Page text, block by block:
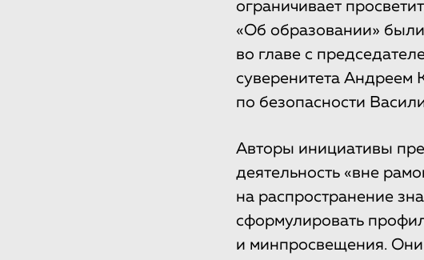
ограничивает
«Об образовании»
во главе с
суверенитета Андреем
по безопасности
Авторы инициативы
деятельность «вне
на распространение
сформулировать
и минпросвещения. Они